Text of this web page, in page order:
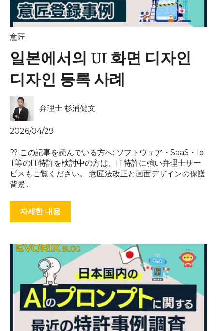
意匠
일본에서의 UI 화면 디자인
디자인 등록 사례
弁理士 杉浦健文
2026/04/29
?? この記事を読んでいる方へ: ソフトウェア・SaaS・Io
T等のIT特許を検討中の方は、IT特許に強い弁理士サー
ビスもご覧ください。 意匠法改正と画面デザインの保護
背景...
자세한 내용